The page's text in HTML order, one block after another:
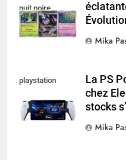
nuit noire
Mika
playstation
La PS
chez
stocks
Mika